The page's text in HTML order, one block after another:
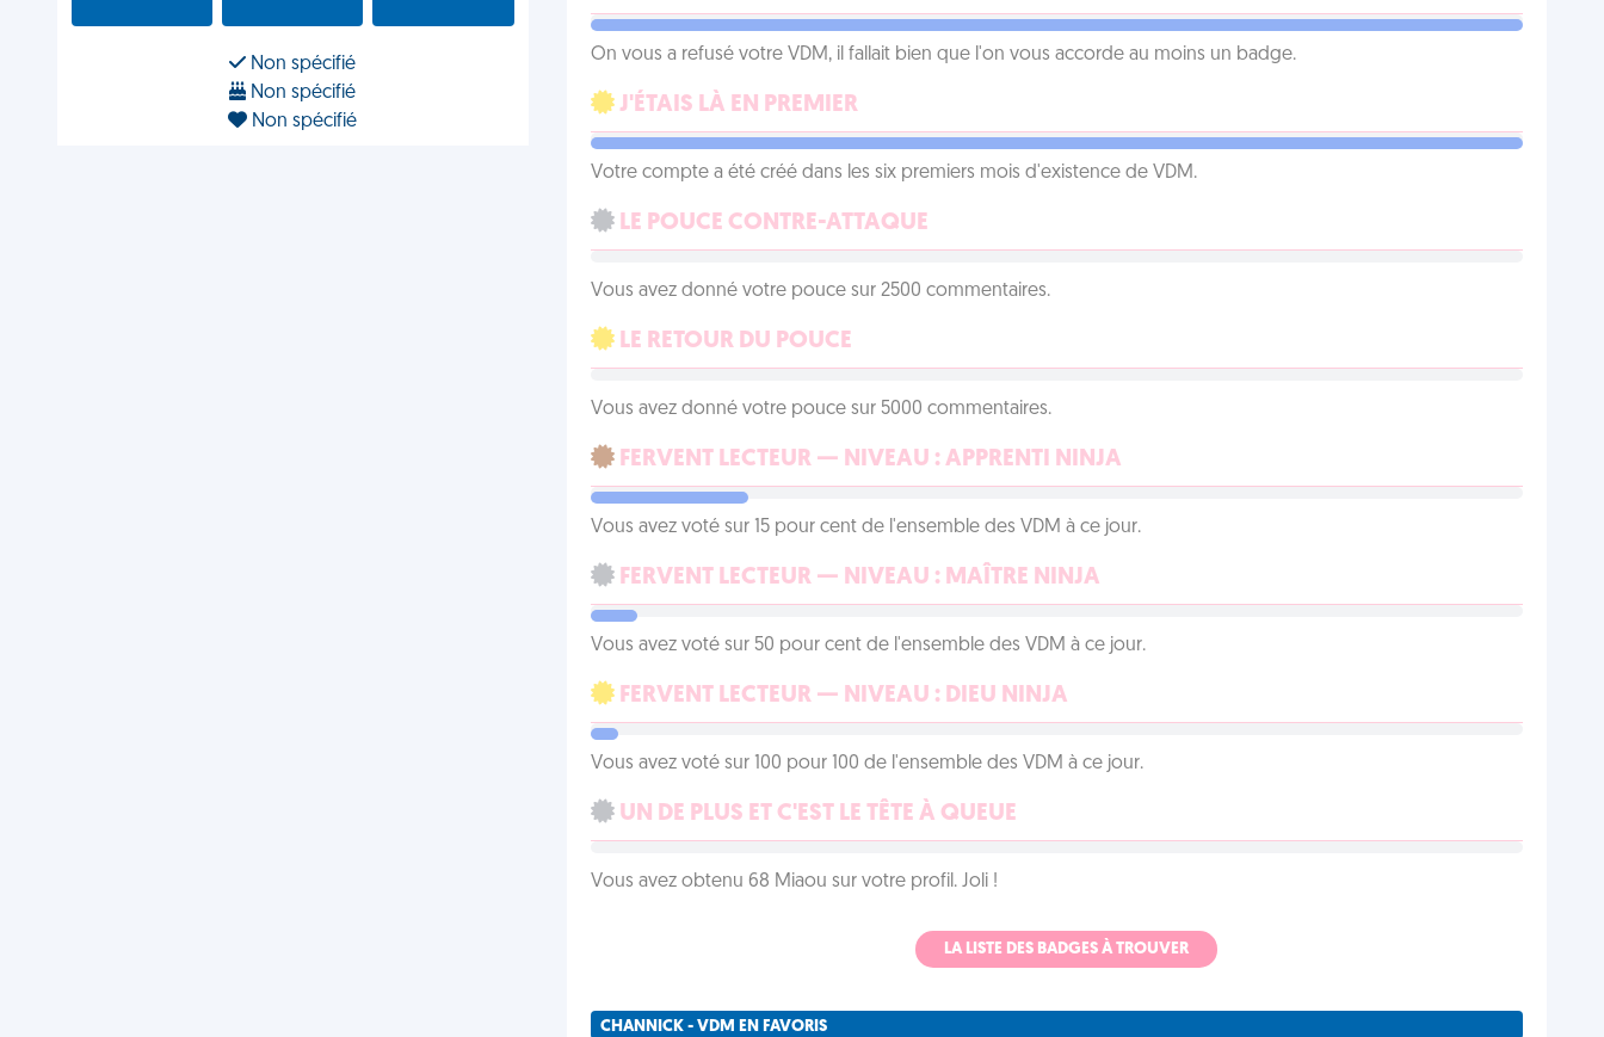
Non spécifié
Non spécifié
Non spécifié
On vous a refusé votre VDM, il fallait bien que l'on vous accorde au moins un badge.
J'ÉTAIS LÀ EN PREMIER
Votre compte a été créé dans les six premiers mois d'existence de VDM.
LE POUCE CONTRE-ATTAQUE
Vous avez donné votre pouce sur 2500 commentaires.
LE RETOUR DU POUCE
Vous avez donné votre pouce sur 5000 commentaires.
FERVENT LECTEUR — NIVEAU : APPRENTI NINJA
Vous avez voté sur 15 pour cent de l'ensemble des VDM à ce jour.
FERVENT LECTEUR — NIVEAU : MAÎTRE NINJA
Vous avez voté sur 50 pour cent de l'ensemble des VDM à ce jour.
FERVENT LECTEUR — NIVEAU : DIEU NINJA
Vous avez voté sur 100 pour 100 de l'ensemble des VDM à ce jour.
UN DE PLUS ET C'EST LE TÊTE À QUEUE
Vous avez obtenu 68 Miaou sur votre profil. Joli !
LA LISTE DES BADGES À TROUVER
CHANNICK - VDM EN FAVORIS